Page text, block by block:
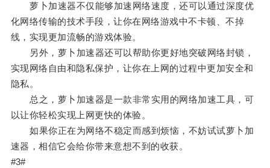
萝卜加速器不仅能够加速网络速度，还可以通过深度优
化网络传输的技术手段，让你在网络游戏中不卡顿、不掉
线，实现更加流畅的游戏体验。
另外，萝卜加速器还可以帮助你更好地突破网络封锁，
实现网络自由和隐私保护，让你在上网的过程中更加安全和
隐私。
总之，萝卜加速器是一款非常实用的网络加速工具，可
以让你轻松实现上网更快的体验。
如果你正在为网络不稳定而感到烦恼，不妨试试萝卜加
速器，相信它会给你带来意想不到的收获。
#3#